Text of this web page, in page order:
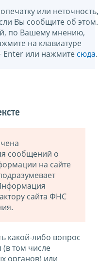
или неточность,
Вы сообщите об этом.
по Вашему мнению,
на клавиатуре
или нажмите сюда.
сообщений о
на сайте
сайта ФНС
какой-либо вопрос
(в том числе
органов) или